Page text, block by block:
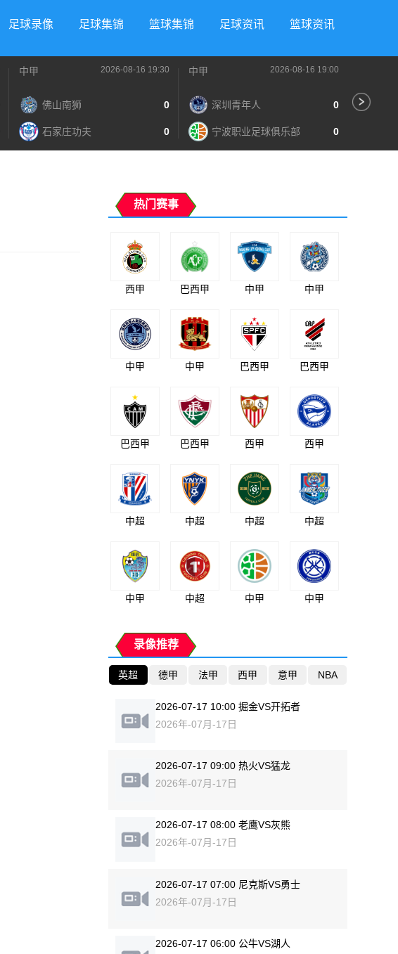
足球录像 足球集锦 篮球集锦 足球资讯 篮球资讯
中甲 2026-08-16 19:30
佛山南狮 0
石家庄功夫 0
中甲 2026-08-16 19:00
深圳青年人 0
宁波职业足球俱乐部 0
热门赛事
西甲 巴西甲 中甲 中甲
中甲 中甲 巴西甲 巴西甲
巴西甲 巴西甲 西甲 西甲
中超 中超 中超 中超
中甲 中超 中甲 中甲
录像推荐
英超 德甲 法甲 西甲 意甲 NBA
2026-07-17 10:00 掘金VS开拓者
2026年-07月-17日
2026-07-17 09:00 热火VS猛龙
2026年-07月-17日
2026-07-17 08:00 老鹰VS灰熊
2026年-07月-17日
2026-07-17 07:00 尼克斯VS勇士
2026年-07月-17日
2026-07-17 06:00 公牛VS湖人